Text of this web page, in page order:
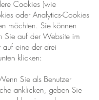
Cookies (wie
oder Analytics-Cookies
möchten. Sie können
Sie auf der Website im
auf eine der drei
klicken:
Sie als Benutzer
anklicken, geben Sie